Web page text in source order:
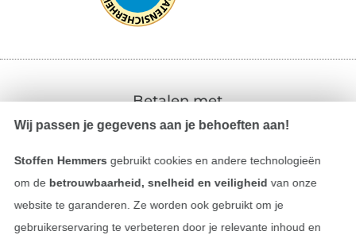
Betalen met
Wij passen je gegevens aan je behoeften aan!
Stoffen Hemmers gebruikt cookies en andere technologieën
om de betrouwbaarheid, snelheid en veiligheid van onze
website te garanderen. Ze worden ook gebruikt om je
gebruikerservaring te verbeteren door je relevante inhoud en